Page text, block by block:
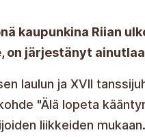
kaupunkina Riian
on järjestänyt
laulun ja XVII
"Älä lopeta
liikkeiden